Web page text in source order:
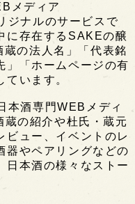
メディア
ジナルのサービスで
に存在するSAKEの醸
蔵の法人名」「代表銘
」「ホームページの有
います。
本酒専門WEBメディ
の紹介や杜氏・蔵元
ビュー、イベントのレ
器やペアリングなどの
日本酒の様々なストー